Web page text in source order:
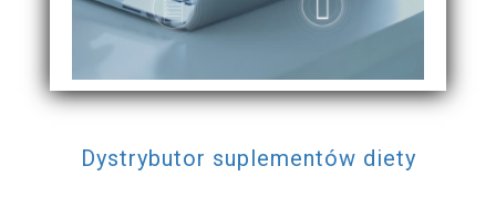
Dystrybutor suplementów diety